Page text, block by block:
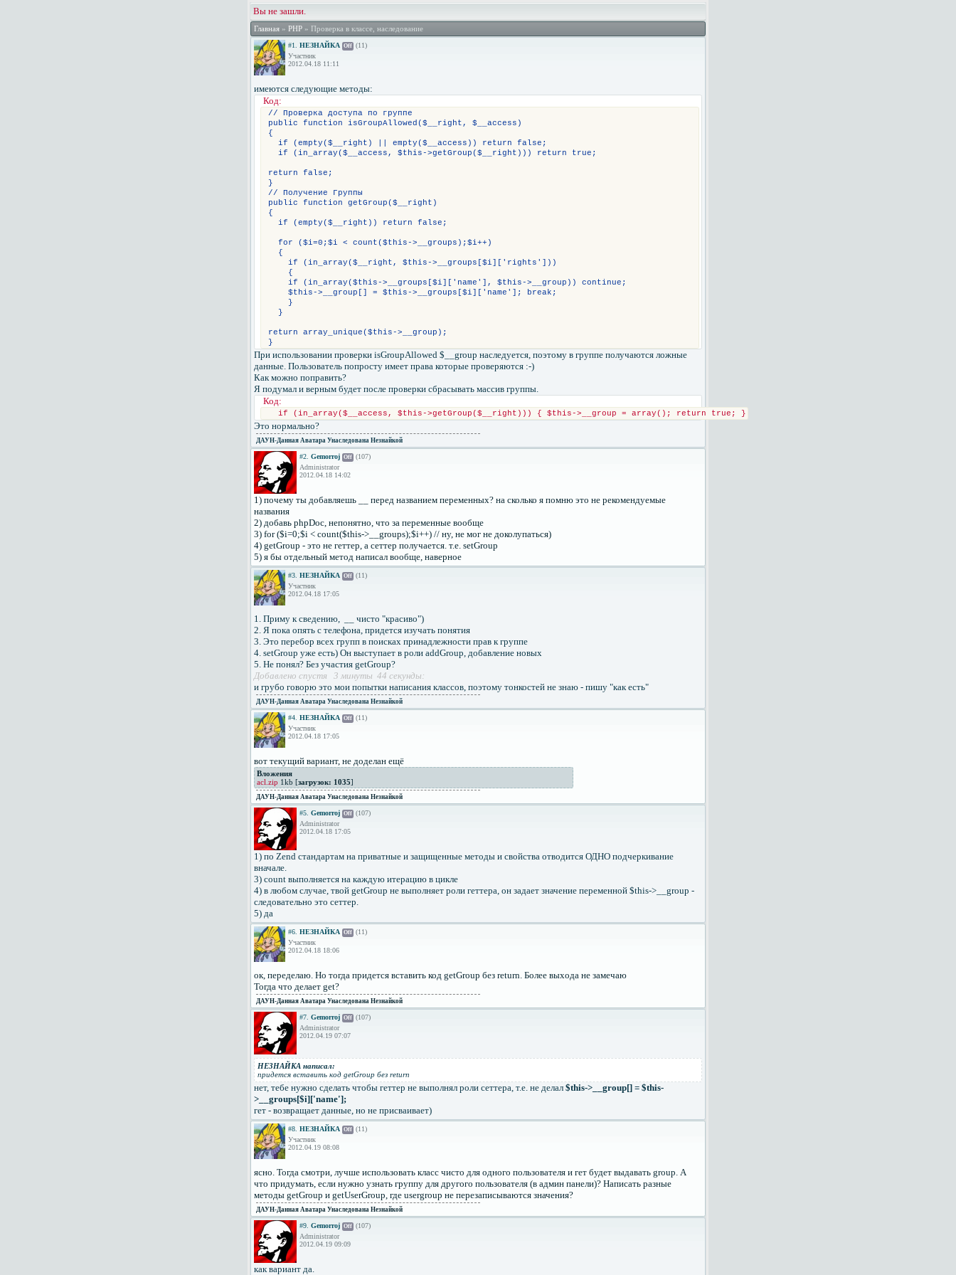
Вы не зашли.
Главная » PHP » Проверка в классе, наследование
#1. НЕЗНАЙКА Off (11)
Участник
2012.04.18 11:11
имеются следующие методы:
Код:
// Проверка доступа по группе
public function isGroupAllowed($__right, $__access)
{
  if (empty($__right) || empty($__access)) return false;
  if (in_array($__access, $this->getGroup($__right))) return true;
return false;
}
// Получение Группы
public function getGroup($__right)
{
  if (empty($__right)) return false;
  for ($i=0;$i < count($this->__groups);$i++)
  {
    if (in_array($__right, $this->__groups[$i]['rights']))
    {
    if (in_array($this->__groups[$i]['name'], $this->__group)) continue;
    $this->__group[] = $this->__groups[$i]['name']; break;
    }
  }
return array_unique($this->__group);
}
При использовании проверки isGroupAllowed $__group наследуется, поэтому в группе получаются ложные
данные. Пользователь попросту имеет права которые проверяются :-)
Как можно поправить?
Я подумал и верным будет после проверки сбрасывать массив группы.
Код:
  if (in_array($__access, $this->getGroup($__right))) { $this->__group = array(); return true; }
Это нормально?
ДАУН-Данная Аватара Унаследована Незнайкой
#2. Gemorroj Off (107)
Administrator
2012.04.18 14:02
1) почему ты добавляешь __ перед названием переменных? на сколько я помню это не рекомендуемые
названия
2) добавь phpDoc, непонятно, что за переменные вообще
3) for ($i=0;$i < count($this->__groups);$i++) // ну, не мог не доколупаться)
4) getGroup - это не геттер, а сеттер получается. т.е. setGroup
5) я бы отдельный метод написал вообще, наверное
#3. НЕЗНАЙКА Off (11)
Участник
2012.04.18 17:05
1. Приму к сведению, __ чисто "красиво")
2. Я пока опять с телефона, придется изучать понятия
3. Это перебор всех групп в поисках принадлежности прав к группе
4. setGroup уже есть) Он выступает в роли addGroup, добавление новых
5. Не понял? Без участия getGroup?
Добавлено спустя 3 минуты 44 секунды:
и грубо говорю это мои попытки написания классов, поэтому тонкостей не знаю - пишу "как есть"
ДАУН-Данная Аватара Унаследована Незнайкой
#4. НЕЗНАЙКА Off (11)
Участник
2012.04.18 17:05
вот текущий вариант, не доделан ещё
Вложения
acl.zip 1kb [загрузок: 1035]
ДАУН-Данная Аватара Унаследована Незнайкой
#5. Gemorroj Off (107)
Administrator
2012.04.18 17:05
1) по Zend стандартам на приватные и защищенные методы и свойства отводится ОДНО подчеркивание
вначале.
3) count выполняется на каждую итерацию в цикле
4) в любом случае, твой getGroup не выполняет роли геттера, он задает значение переменной $this->__group -
следовательно это сеттер.
5) да
#6. НЕЗНАЙКА Off (11)
Участник
2012.04.18 18:06
ок, переделаю. Но тогда придется вставить код getGroup без return. Более выхода не замечаю
Тогда что делает get?
ДАУН-Данная Аватара Унаследована Незнайкой
#7. Gemorroj Off (107)
Administrator
2012.04.19 07:07
НЕЗНАЙКА написал:
придется вставить код getGroup без return
нет, тебе нужно сделать чтобы геттер не выполнял роли сеттера, т.е. не делал $this->__group[] = $this-
>__groups[$i]['name'];
гет - возвращает данные, но не присваивает)
#8. НЕЗНАЙКА Off (11)
Участник
2012.04.19 08:08
ясно. Тогда смотри, лучше использовать класс чисто для одного пользователя и гет будет выдавать group. А
что придумать, если нужно узнать группу для другого пользователя (в админ панели)? Написать разные
методы getGroup и getUserGroup, где usergroup не перезаписываются значения?
ДАУН-Данная Аватара Унаследована Незнайкой
#9. Gemorroj Off (107)
Administrator
2012.04.19 09:09
как вариант да.